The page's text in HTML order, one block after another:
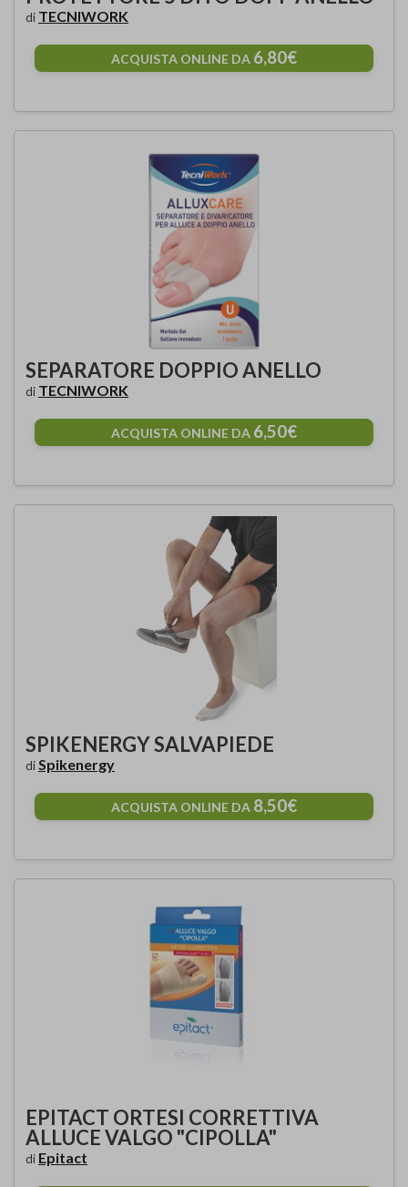
di TECNIWORK
ACQUISTA ONLINE DA 6,80€
SEPARATORE DOPPIO ANELLO
di TECNIWORK
ACQUISTA ONLINE DA 6,50€
SPIKENERGY SALVAPIEDE
diSpikenergy
ACQUISTA ONLINE DA 8,50€
EPITACT ORTESI CORRETTIVA
ALLUCE VALGO "CIPOLLA"
di Epitact